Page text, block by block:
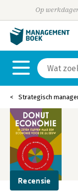
Op
Strategisch
Recensie